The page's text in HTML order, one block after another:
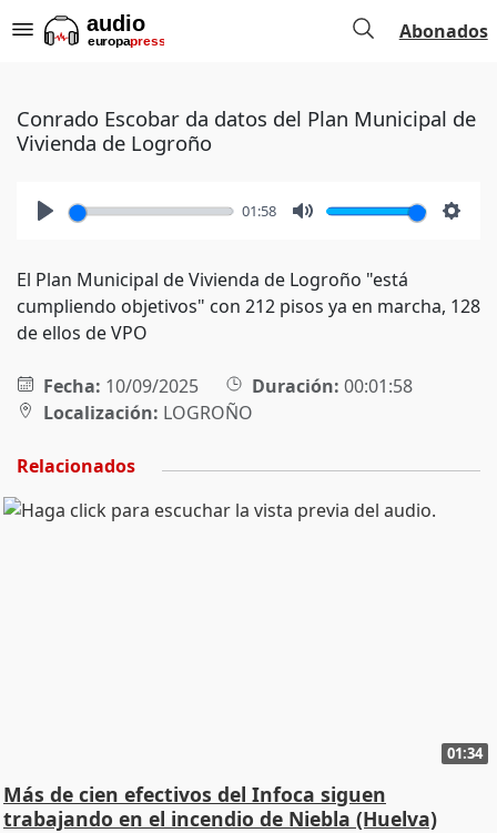
Abonados
Conrado Escobar da datos del Plan Municipal de
Vivienda de Logroño
01:58
El Plan Municipal de Vivienda de Logroño "está
cumpliendo objetivos" con 212 pisos ya en marcha, 128
de ellos de VPO
Fecha: 10/09/2025 Duración: 00:01:58
Localización: LOGROÑO
Relacionados
01:34
Más de cien efectivos del Infoca siguen
trabajando en el incendio de Niebla (Huelva)